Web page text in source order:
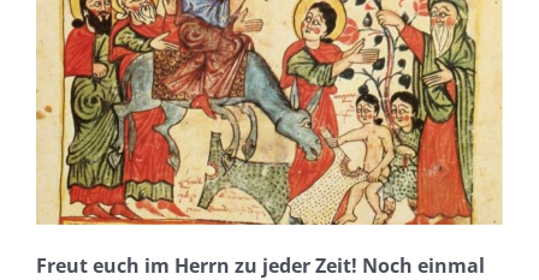
Freut euch im Herrn zu jeder Zeit! Noch einmal